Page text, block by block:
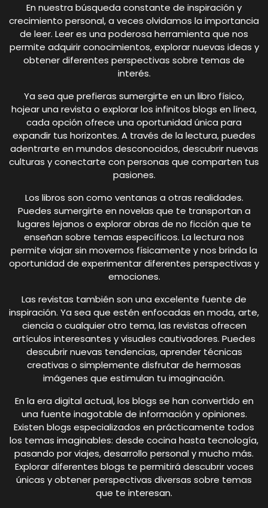
En nuestra búsqueda constante de inspiración y
crecimiento personal, a veces olvidamos la importancia
de leer. Leer es una poderosa herramienta que nos
permite adquirir conocimientos, explorar nuevas ideas y
obtener diferentes perspectivas sobre temas de
interés.
Ya sea que prefieras sumergirte en un libro físico,
hojear una revista o explorar los infinitos blogs en línea,
cada opción ofrece una oportunidad única para
expandir tus horizontes. A través de la lectura, puedes
adentrarte en mundos desconocidos, descubrir nuevas
culturas y conectarte con personas que comparten tus
pasiones.
Los libros son como ventanas a otras realidades.
Puedes sumergirte en novelas que te transportan a
lugares lejanos o explorar obras de no ficción que te
enseñan sobre temas específicos. La lectura nos
permite viajar sin movernos físicamente y nos brinda la
oportunidad de experimentar diferentes perspectivas y
emociones.
Las revistas también son una excelente fuente de
inspiración. Ya sea que estén enfocadas en moda, arte,
ciencia o cualquier otro tema, las revistas ofrecen
artículos interesantes y visuales cautivadores. Puedes
descubrir nuevas tendencias, aprender técnicas
creativas o simplemente disfrutar de hermosas
imágenes que estimulan tu imaginación.
En la era digital actual, los blogs se han convertido en
una fuente inagotable de información y opiniones.
Existen blogs especializados en prácticamente todos
los temas imaginables: desde cocina hasta tecnología,
pasando por viajes, desarrollo personal y mucho más.
Explorar diferentes blogs te permitirá descubrir voces
únicas y obtener perspectivas diversas sobre temas
que te interesan.